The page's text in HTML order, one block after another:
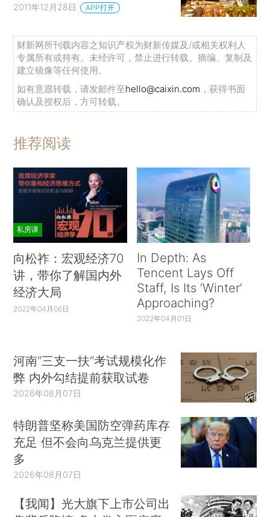
2011年12月28日 APP打开
财新网所刊载内容之知识产权为财新传媒及/或相关权利人
专属所有或持有。未经许可，禁止进行转载、摘编、复制及
建立镜像等任何使用。
如有意愿转载，请发邮件至hello@caixin.com ，获得书面
确认及授权后，方可转载。
推荐阅读
私房课
向松祚：宏观经济70
讲，带你了解国内外
经济大局
2022年04月06日
In Depth: As
Tencent Lays Off
Staff, Is Its ‘Winter’
Approaching?
2022年04月01日
河南“三支一扶”考试规模化作
弊 内外勾结提前获取试卷
2026年08月07日
特朗普坚称美国防空弹药库存
充足 但不会向乌克兰提供更
多
2026年08月07日
【我闻】光大旗下上市公司出